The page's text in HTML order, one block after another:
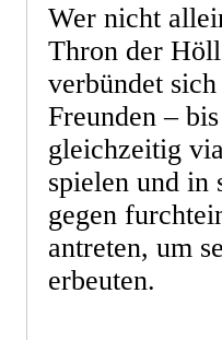
Wer nicht
Thron der
verbündet
Freunden –
gleichzeitig
spielen und in
gegen
antreten, um
erbeuten.